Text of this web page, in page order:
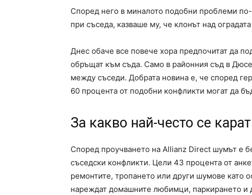
Според него в миналото подобни проблеми
при съседа, казваше му, че клонът над
Днес обаче все повече хора предпочитат да
обръщат към съда. Само в районния съд в
между съседи. Добрата новина е, че според
60 процента от подобни конфликти могат да
За какво най-често се
Според проучването на Allianz Direct шумът е
съседски конфликти. Цели 43 процента от
ремонтите, тропането или други шумове като
нареждат домашните любимци, паркирането и